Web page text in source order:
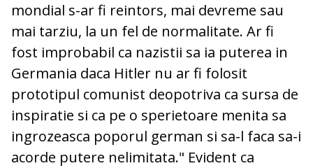
mondial s-ar fi reintors, mai devreme sau
mai tarziu, la un fel de normalitate. Ar fi
fost improbabil ca nazistii sa ia puterea in
Germania daca Hitler nu ar fi folosit
prototipul comunist deopotriva ca sursa de
inspiratie si ca pe o sperietoare menita sa
ingrozeasca poporul german si sa-l faca sa-i
acorde putere nelimitata." Evident ca